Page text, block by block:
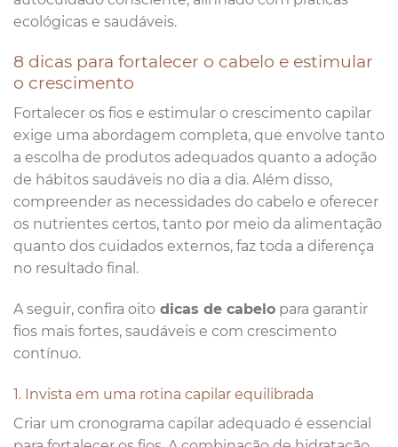
ecológicas e saudáveis.
8 dicas para fortalecer o cabelo e estimular
o crescimento
Fortalecer os fios e estimular o crescimento capilar
exige uma abordagem completa, que envolve tanto
a escolha de produtos adequados quanto a adoção
de hábitos saudáveis no dia a dia. Além disso,
compreender as necessidades do cabelo e oferecer
os nutrientes certos, tanto por meio da alimentação
quanto dos cuidados externos, faz toda a diferença
no resultado final.
A seguir, confira oito dicas de cabelo para garantir
fios mais fortes, saudáveis e com crescimento
contínuo.
1. Invista em uma rotina capilar equilibrada
Criar um cronograma capilar adequado é essencial